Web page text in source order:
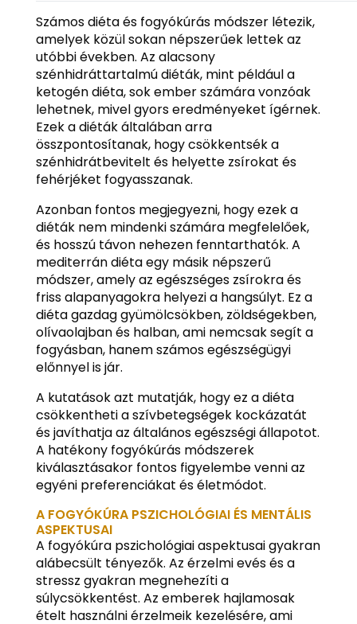
Számos diéta és fogyókúrás módszer létezik,
amelyek közül sokan népszerűek lettek az
utóbbi években. Az alacsony
szénhidráttartalmú diéták, mint például a
ketogén diéta, sok ember számára vonzóak
lehetnek, mivel gyors eredményeket ígérnek.
Ezek a diéták általában arra
összpontosítanak, hogy csökkentsék a
szénhidrátbevitelt és helyette zsírokat és
fehérjéket fogyasszanak.
Azonban fontos megjegyezni, hogy ezek a
diéták nem mindenki számára megfelelőek,
és hosszú távon nehezen fenntarthatók. A
mediterrán diéta egy másik népszerű
módszer, amely az egészséges zsírokra és
friss alapanyagokra helyezi a hangsúlyt. Ez a
diéta gazdag gyümölcsökben, zöldségekben,
olívaolajban és halban, ami nemcsak segít a
fogyásban, hanem számos egészségügyi
előnnyel is jár.
A kutatások azt mutatják, hogy ez a diéta
csökkentheti a szívbetegségek kockázatát
és javíthatja az általános egészségi állapotot.
A hatékony fogyókúrás módszerek
kiválasztásakor fontos figyelembe venni az
egyéni preferenciákat és életmódot.
A FOGYÓKÚRA PSZICHOLÓGIAI ÉS MENTÁLIS
ASPEKTUSAI
A fogyókúra pszichológiai aspektusai gyakran
alábecsült tényezők. Az érzelmi evés és a
stressz gyakran megnehezíti a
súlycsökkentést. Az emberek hajlamosak
ételt használni érzelmeik kezelésére, ami